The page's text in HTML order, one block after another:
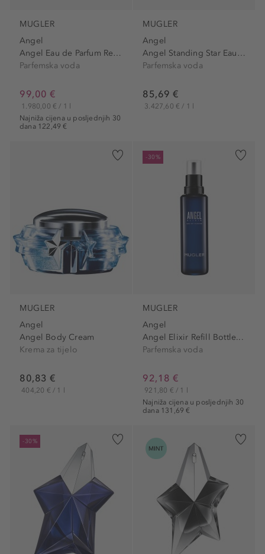
MUGLER
Angel
Angel Eau de Parfum Refillable
Parfemska voda
99,00 €
Najniža cijena u posljednjih 30
dana 122,49 €
1.980,00 € / 1 l
MUGLER
Angel
Angel Standing Star Eau de...
Parfemska voda
85,69 €
3.427,60 € / 1 l
MUGLER
Angel
Angel Body Cream
Krema za tijelo
80,83 €
404,20 € / 1 l
-30%
MUGLER
Angel
Angel Elixir Refill Bottle...
Parfemska voda
92,18 €
Najniža cijena u posljednjih 30
dana 131,69 €
921,80 € / 1 l
-30%